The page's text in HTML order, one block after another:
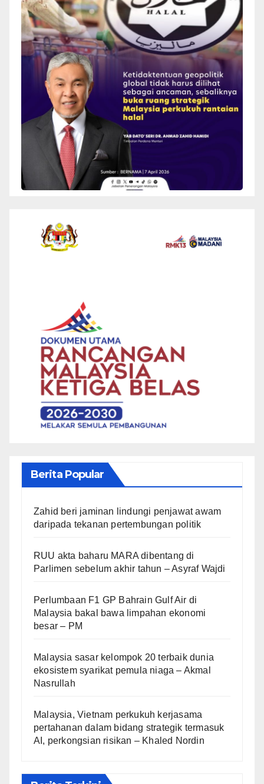
Berita Popular
Zahid beri jaminan lindungi penjawat awam
daripada tekanan pertembungan politik
RUU akta baharu MARA dibentang di
Parlimen sebelum akhir tahun – Asyraf Wajdi
Perlumbaan F1 GP Bahrain Gulf Air di
Malaysia bakal bawa limpahan ekonomi
besar – PM
Malaysia sasar kelompok 20 terbaik dunia
ekosistem syarikat pemula niaga – Akmal
Nasrullah
Malaysia, Vietnam perkukuh kerjasama
pertahanan dalam bidang strategik termasuk
AI, perkongsian risikan – Khaled Nordin